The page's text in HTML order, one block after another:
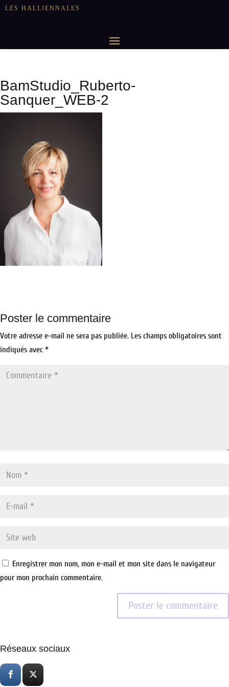
LES HALLIENNALES
BamStudio_Ruberto-
Sanquer_WEB-2
Poster le commentaire
Votre adresse e-mail ne sera pas publiée. Les champs obligatoires sont
indiqués avec *
Enregistrer mon nom, mon e-mail et mon site dans le navigateur
pour mon prochain commentaire.
Réseaux sociaux